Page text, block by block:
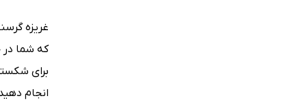
غریزه
که شما در
برای
انجام